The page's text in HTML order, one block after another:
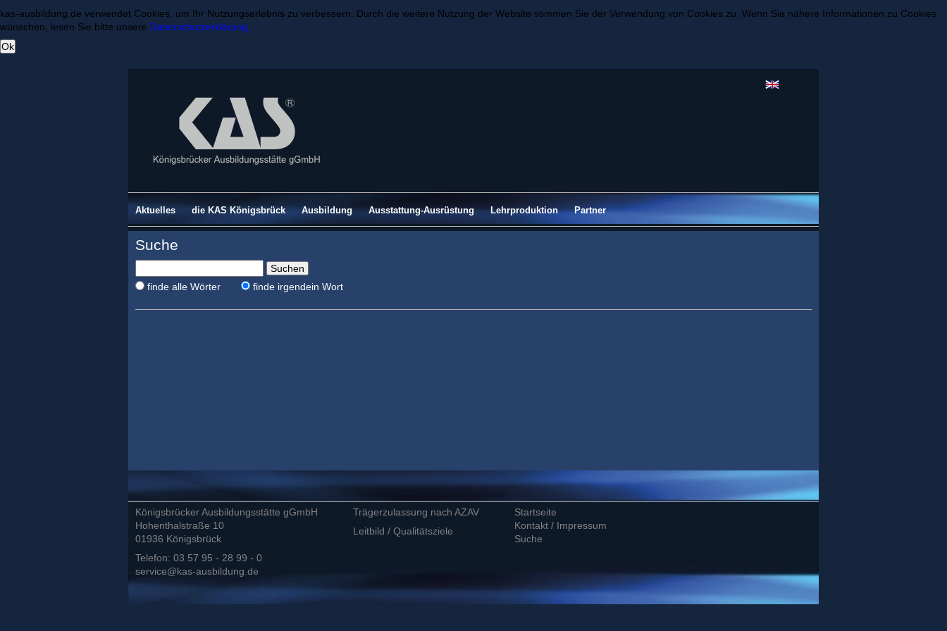
kas-ausbildung.de verwendet Cookies, um Ihr Nutzungserlebnis zu verbessern. Durch die weitere Nutzung der Website stimmen Sie der Verwendung von Cookies zu. Wenn Sie nähere Informationen zu Cookies
wünschen, lesen Sie bitte unsere Datenschutzerklärung
Navigation
überspringen
Aktuelles die KAS Königsbrück Ausbildung Ausstattung-Ausrüstung Lehrproduktion Partner
Suche
Optionen
finde alle Wörter finde irgendein Wort
Königsbrücker Ausbildungsstätte gGmbH
Hohenthalstraße 10
01936 Königsbrück
Telefon: 03 57 95 - 28 99 - 0
service@kas-ausbildung.de
Trägerzulassung nach AZAV
Leitbild / Qualitätsziele
Startseite
Kontakt / Impressum
Suche